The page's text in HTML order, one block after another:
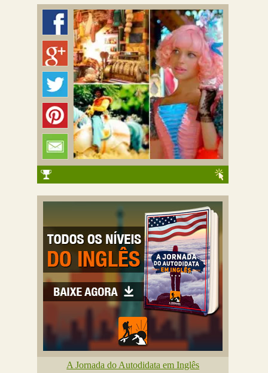
Colmeia Exchange
Perguntas Frequentes
A Jornada do Autodidata em Inglês